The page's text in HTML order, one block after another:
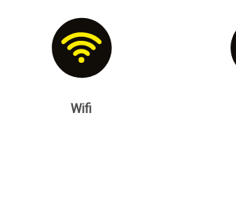
Wifi